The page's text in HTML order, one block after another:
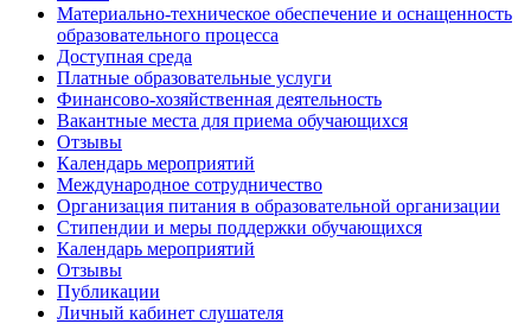
Материально-техническое обеспечение и оснащенность
образовательного процесса
Доступная среда
Платные образовательные услуги
Финансово-хозяйственная деятельность
Вакантные места для приема обучающихся
Отзывы
Календарь мероприятий
Международное сотрудничество
Организация питания в образовательной организации
Стипендии и меры поддержки обучающихся
Календарь мероприятий
Отзывы
Публикации
Личный кабинет слушателя